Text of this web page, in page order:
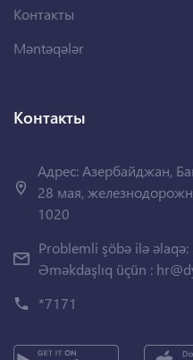
Контакты
Məntəqələr
Контакты
Адрес: Азербайджан,
28 мая,
1020
Problemli şöbə ilə əlaqə:
Əməkdaşlıq üçün :
*7171